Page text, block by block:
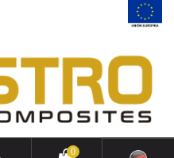
0